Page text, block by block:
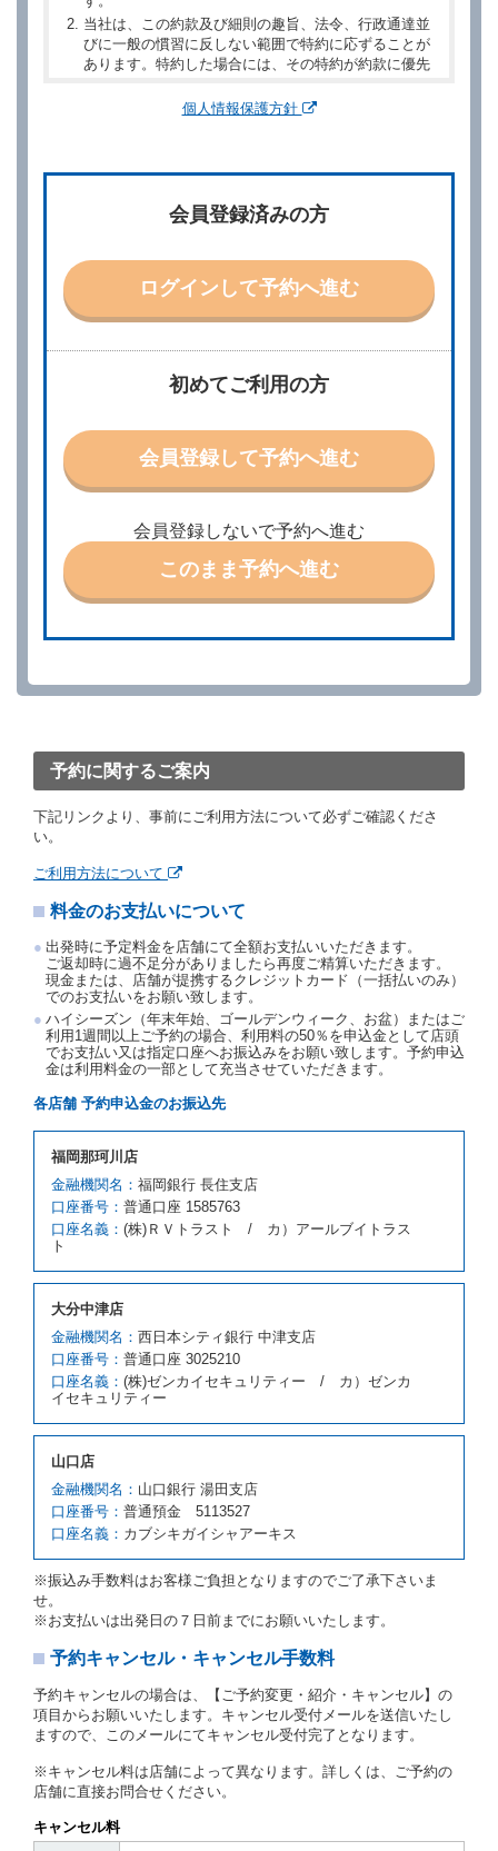
当社は、この約款及び細則の趣旨、法令、行政通達並
びに一般の慣習に反しない範囲で特約に応ずることが
あります。特約した場合には、その特約が約款に優先
別に定める料金表等に同意のうえ、別に定める方法に
他の借受条件（以下「借受条件」といいます。）を明
示して予約の申込みを行うことができます。なお、当
社は、電話連絡並びに電子メールによる予約に応じま
責任を負わないものとします。
当社は、借受人から予約の申込みがあったときは、原
則として、当社の保有するレンタカーの範囲内で予約
特に認める場合を除き、別に定める予約申込金を支払
うものとします。
第３条（予約の変更）
ときは、あらかじめ当社の承諾を受けなければならな
いものとします。
第４条（予約の取消し等）
ができます。
を１時間以上経過してもレンタカー貸渡契約（以下
約取消手数料を当社に支払うものとし、当社は、この
予約取消手数料の支払いがあったときは、受領済の予
約申込金を借受人に返還するものとします。
当社の都合により、予約が取り消されたとき、又は貸
約申込金を返還するものとします。
若しくは当社のいずれの責にもよらない事由により貸
たものとします。この場合、当社は受領済の予約申込
金を返還するものとします。
第５条（代替レンタカー）
当社は、借受人から予約のあった車種クラスのレンタ
カーを貸し渡すことができないときは、予約と異なる
車種クラスのレンタカー（以下「代替レンタカー」と
いいます。）の貸渡しを申し入れることができるもの
とします。
借受人が前項の申入れを承諾したときは、当社は車種
クラスを除き予約時と同一の借受条件でレンタカー提
携先の代替レンタカーを貸し渡すものとします。な
お、代替レンタカーの貸渡料金が予約された車種クラ
スの貸渡料金より高くなるときは、予約した車種クラ
スの貸渡料金によるものとし、予約された車種クラス
の車種クラスの貸渡料金によるものとします。
借受人は、第１項の代替レンタカーの貸渡しの申入れ
を拒絶し、予約を取り消すことができるものとしま
す。
前項の場合、第１項の貸渡しをすることができない原
因が、当社の責に帰する事由によるときには第４条第
４項の予約の取消しとして取り扱い、当社は受領済の
予約申込金を返還するものとします。
原因が、当社の責に帰さない事由による時には第４条
第５項の予約の取消しとして取り扱い、当社は受領済
の予約申込金を返還するものとします。
第６条（免責）
が締結されなかったことについて、第４条及び第５条
とします。
第３章／貸 渡 し
第７条（貸渡契約の締結）
借受人は第２条第１項に定める借受条件を明示し、当
貸渡契約を締結するものとします。ただし、貸し渡す
ことができるレンタカーがない場合又は借受人若しく
は運転者が第８条第１項若しくは第２項各号のいずれ
かに該当する場合を除きます。
個人情報保護方針
初めてご利用の方
会員登録して予約へ進む
会員登録しないで予約へ進む
このまま予約へ進む
会員登録済みの方
ログインして予約へ進む
予約に関するご案内
下記リンクより、事前にご利用方法について必ずご確認くださ
い。
ご利用方法について
料金のお支払いについて
出発時に予定料金を店舗にて全額お支払いいただきます。
ご返却時に過不足分がありましたら再度ご精算いただきます。
現金または、店舗が提携するクレジットカード（一括払いのみ）
でのお支払いをお願い致します。
ハイシーズン（年末年始、ゴールデンウィーク、お盆）またはご
利用1週間以上ご予約の場合、利用料の50％を申込金として店頭
でお支払い又は指定口座へお振込みをお願い致します。予約申込
金は利用料金の一部として充当させていただきます。
各店舗 予約申込金のお振込先
福岡那珂川店
金融機関名： 福岡銀行 長住支店
口座番号： 普通口座 1585763
口座名義： (株)ＲＶトラスト / カ）アールブイトラス
ト
大分中津店
金融機関名： 西日本シティ銀行 中津支店
口座番号： 普通口座 3025210
口座名義： (株)ゼンカイセキュリティー / カ）ゼンカ
イセキュリティー
山口店
金融機関名： 山口銀行 湯田支店
口座番号： 普通預金 5113527
口座名義： カブシキガイシャアーキス
※振込み手数料はお客様ご負担となりますのでご了承下さいま
せ。
※お支払いは出発日の７日前までにお願いいたします。
予約キャンセル・キャンセル手数料
予約キャンセルの場合は、【ご予約変更・紹介・キャンセル】の
項目からお願いいたします。キャンセル受付メールを送信いたし
ますので、このメールにてキャンセル受付完了となります。
※キャンセル料は店舗によって異なります。詳しくは、ご予約の
店舗に直接お問合せください。
キャンセル料